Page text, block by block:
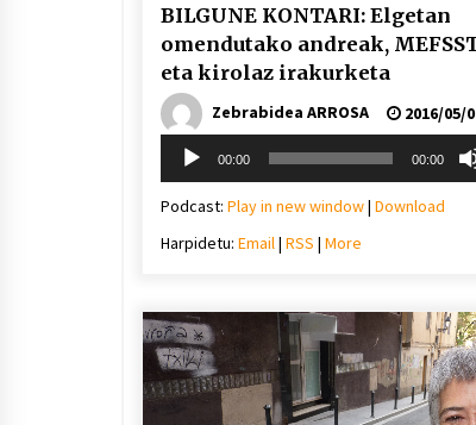
BILGUNE KONTARI: Elgetan
omendutako andreak,
eta kirolaz irakurketa
Zebrabidea ARROSA
2016/05/
Soinu
erreproduzigailua
00:00 00:00
Podcast: Play in new window| Download
Harpidetu: Email| RSS | More